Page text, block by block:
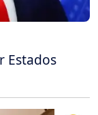
Estados